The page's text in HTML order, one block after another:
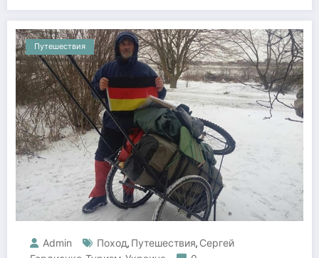
Путешествия
Admin Поход, Путешествия, Сергей